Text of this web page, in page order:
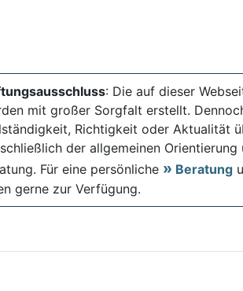
: Die auf dieser
mit großer Sorgfalt erstellt.
Richtigkeit oder Aktualität
der allgemeinen
Für eine persönliche
Beratung
gerne zur Verfügung.